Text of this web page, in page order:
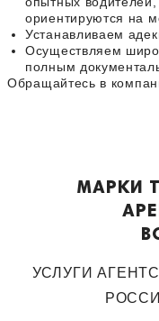
ориентируются на
Устанавливаем
Осуществляем
полным
Обращайтесь в
МАРКИ
УСЛУГИ